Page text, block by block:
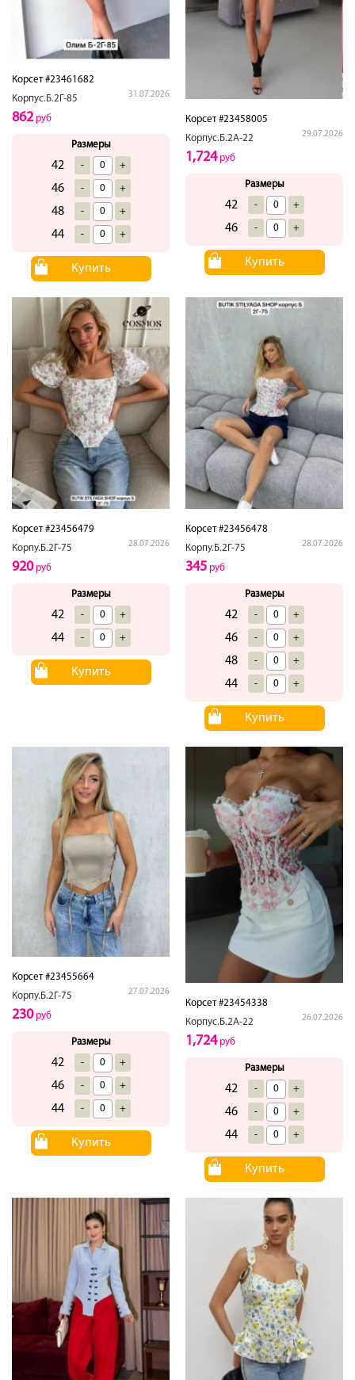
Корсет #23461682
Корпус.Б.2Г-85
31.07.2026
862руб
Размеры
42 - +
46 - +
48 - +
44 - +
Купить
Корсет #23458005
Корпус.Б.2А-22
29.07.2026
1,724руб
Размеры
42 - +
46 - +
Купить
Корсет #23456479
Корпу.Б.2Г-75
28.07.2026
920руб
Размеры
42 - +
44 - +
Купить
Корсет #23456478
Корпу.Б.2Г-75
28.07.2026
345 руб
Размеры
42 - +
46 - +
48 - +
44 - +
Купить
Корсет #23455664
Корпу.Б.2Г-75
27.07.2026
230руб
Размеры
42 - +
46 - +
44 - +
Купить
Корсет #23454338
Корпус.Б.2А-22
26.07.2026
1,724руб
Размеры
42 - +
46 - +
44 - +
Купить